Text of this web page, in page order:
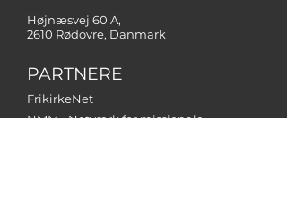
Højnæsvej 60 A,
2610 Rødovre, Danmark
PARTNERE
FrikirkeNet
NMM - Netværk for missionale